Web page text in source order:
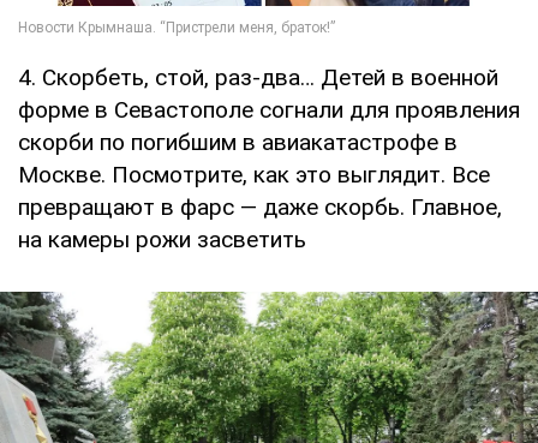
4. Скорбеть, стой, раз-два… Детей в военной
форме в Севастополе согнали для проявления
скорби по погибшим в авиакатастрофе в
Москве. Посмотрите, как это выглядит. Все
превращают в фарс — даже скорбь. Главное,
на камеры рожи засветить